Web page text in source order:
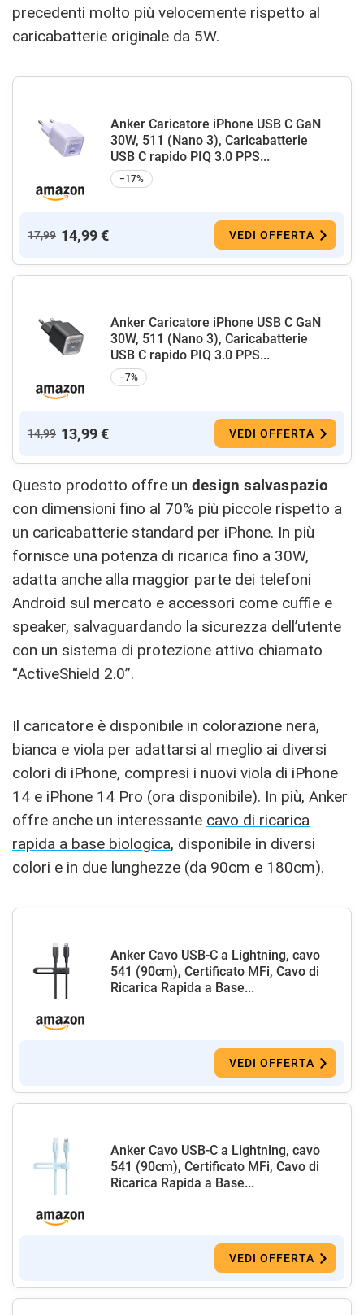
precedenti molto più velocemente rispetto al
caricabatterie originale da 5W.
Anker Caricatore iPhone USB C GaN
30W, 511 (Nano 3), Caricabatterie
USB C rapido PIQ 3.0 PPS...
−17%
17,99 14,99 € VEDI OFFERTA
Anker Caricatore iPhone USB C GaN
30W, 511 (Nano 3), Caricabatterie
USB C rapido PIQ 3.0 PPS...
−7%
14,99 13,99 € VEDI OFFERTA
Questo prodotto offre un design salvaspazio
con dimensioni fino al 70% più piccole rispetto a
un caricabatterie standard per iPhone. In più
fornisce una potenza di ricarica fino a 30W,
adatta anche alla maggior parte dei telefoni
Android sul mercato e accessori come cuffie e
speaker, salvaguardando la sicurezza dell’utente
con un sistema di protezione attivo chiamato
“ActiveShield 2.0”.
Il caricatore è disponibile in colorazione nera,
bianca e viola per adattarsi al meglio ai diversi
colori di iPhone, compresi i nuovi viola di iPhone
14 e iPhone 14 Pro (ora disponibile). In più, Anker
offre anche un interessante cavo di ricarica
rapida a base biologica, disponibile in diversi
colori e in due lunghezze (da 90cm e 180cm).
Anker Cavo USB-C a Lightning, cavo
541 (90cm), Certificato MFi, Cavo di
Ricarica Rapida a Base...
VEDI OFFERTA
Anker Cavo USB-C a Lightning, cavo
541 (90cm), Certificato MFi, Cavo di
Ricarica Rapida a Base...
VEDI OFFERTA